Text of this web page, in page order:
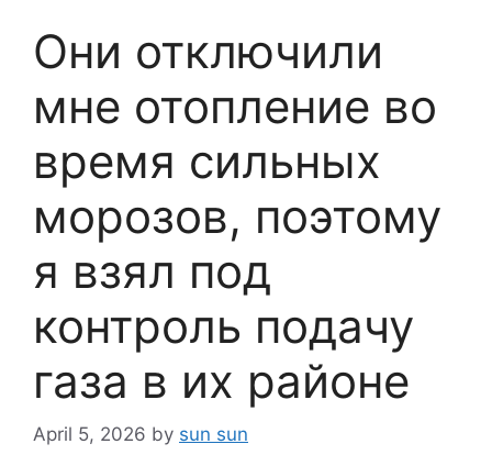
Они отключили
мне отопление во
время сильных
морозов, поэтому
я взял под
контроль подачу
газа в их районе
April 5, 2026 by sun sun